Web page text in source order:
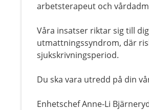
arbetsterapeut och
Våra insatser riktar sig till
utmattningssyndrom, där
sjukskrivningsperiod.
Du ska vara utredd på din
Enhetschef Anne-Li